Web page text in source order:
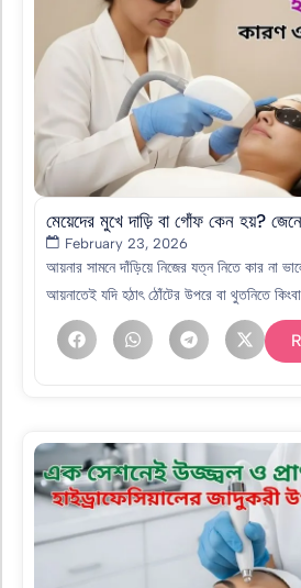
মেয়েদের মুখে দাড়ি বা গোঁফ কেন হয়? জেনে
February 23, 2026
আয়নার সামনে দাঁড়িয়ে নিজের যত্ন নিতে কার না
আয়নাতেই যদি হঠাৎ ঠোঁটের উপরে বা থুতনিতে